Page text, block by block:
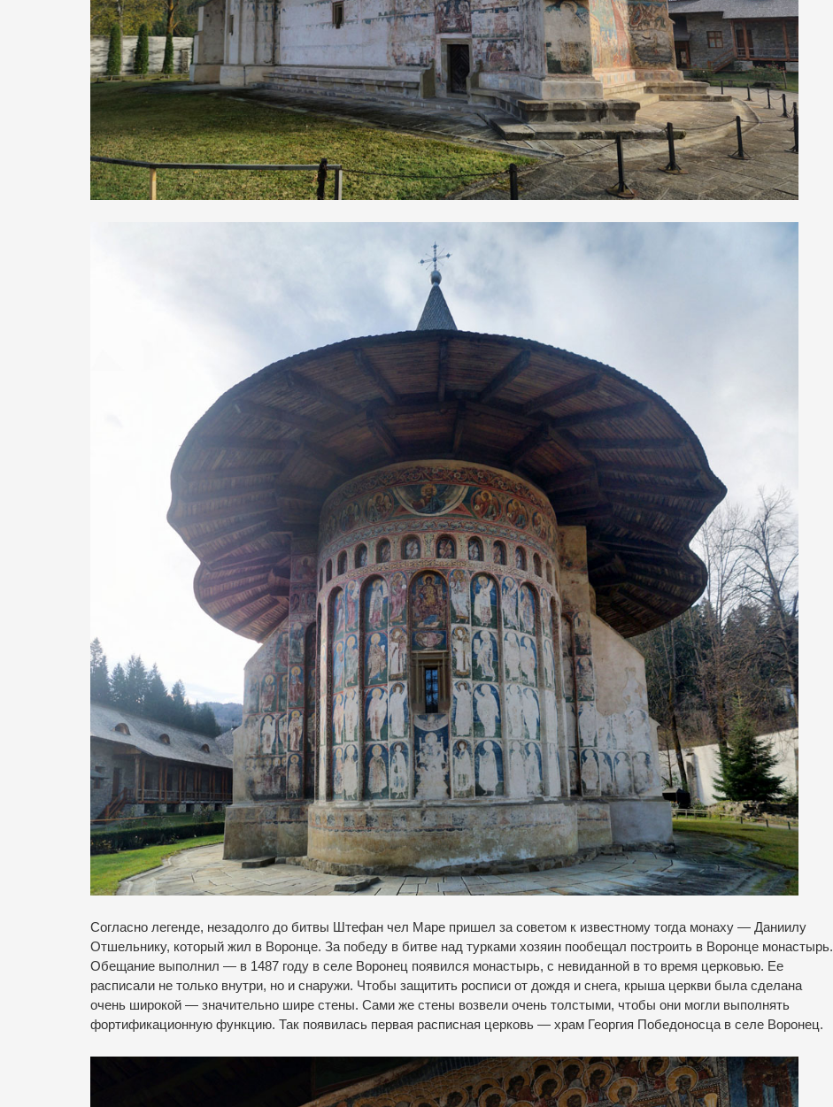
Согласно легенде, незадолго до битвы Штефан чел Маре пришел за советом к известному тогда монаху — Даниилу
Отшельнику, который жил в Воронце. За победу в битве над турками хозяин пообещал построить в Воронце монастырь.
Обещание выполнил — в 1487 году в селе Воронец появился монастырь, с невиданной в то время церковью. Ее
расписали не только внутри, но и снаружи. Чтобы защитить росписи от дождя и снега, крыша церкви была сделана
очень широкой — значительно шире стены. Сами же стены возвели очень толстыми, чтобы они могли выполнять
фортификационную функцию. Так появилась первая расписная церковь — храм Георгия Победоносца в селе Воронец.